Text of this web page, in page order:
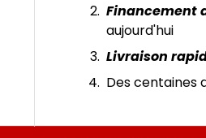
Financement
aujourd'hui
Livraison
Des centaines